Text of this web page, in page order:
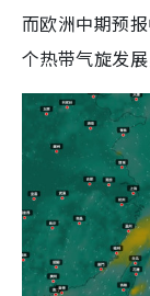
而欧洲中期预
个热带气旋发